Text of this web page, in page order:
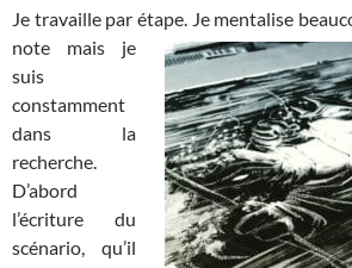
Je travaille par étape. Je mentalise
note mais je
suis
constamment
dans la
recherche.
D’abord
l’écriture du
scénario, qu’il